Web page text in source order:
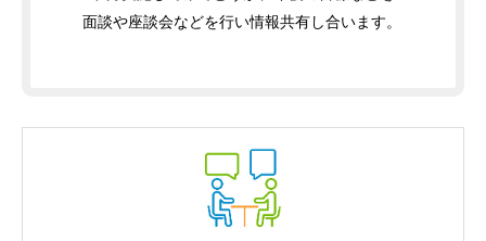
面談や座談会などを行い情報共有し合います。